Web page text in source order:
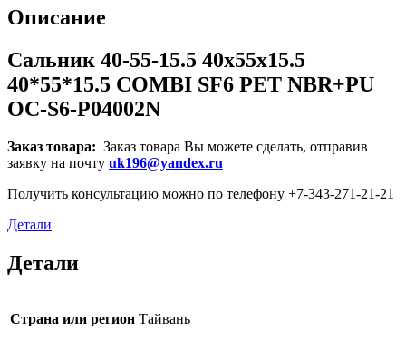
Описание
Сальник 40-55-15.5 40x55x15.5
40*55*15.5 COMBI SF6 PET NBR+PU
OC-S6-P04002N
Заказ товара: Заказ товара Вы можете сделать, отправив
заявку на почту uk196@yandex.ru
Получить консультацию можно по телефону +7-343-271-21-21
Детали
Детали
Страна или регион Тайвань